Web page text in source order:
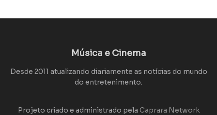
Música e Cinema
Desde 2011 atualizando diariamente as notícias do mundo
do entretenimento.
Projeto criado e administrado pela Caprara Network